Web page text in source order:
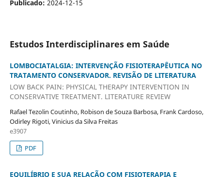
Publicado: 2024-12-15
Estudos Interdisciplinares em Saúde
LOMBOCIATALGIA: INTERVENÇÃO FISIOTERAPÊUTICA NO
TRATAMENTO CONSERVADOR. REVISÃO DE LITERATURA
LOW BACK PAIN: PHYSICAL THERAPY INTERVENTION IN
CONSERVATIVE TREATMENT. LITERATURE REVIEW
Rafael Tezolin Coutinho, Robison de Souza Barbosa, Frank Cardoso,
Odirley Rigoti, Vinicius da Silva Freitas
e3907
PDF
EQUILÍBRIO E SUA RELAÇÃO COM FISIOTERAPIA E